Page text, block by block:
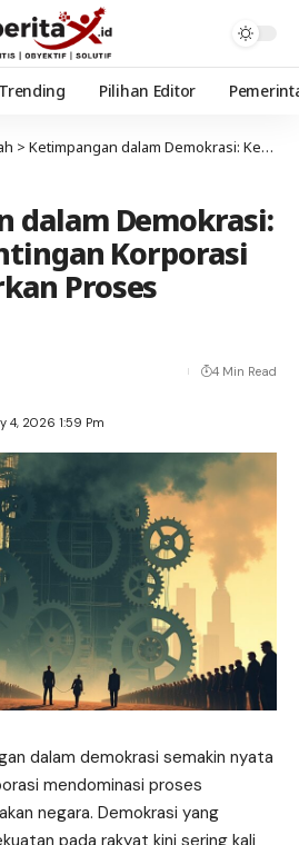
Pilihan Editor
> Ketimpangan dalam Demokrasi: Ketika Kepentingan Korporasi Menghancurkan Proses Demokratis
dalam Demokrasi:
Korporasi
Proses
4, 2026 1:59 Pm
4 Min Read
dalam demokrasi semakin nyata
mendominasi proses
negara. Demokrasi yang
pada rakyat kini sering kali